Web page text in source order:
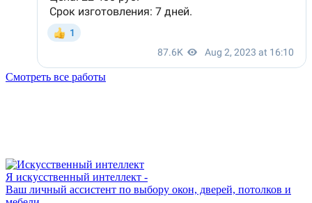
Смотреть все работы
Я искусственный интеллект -
Ваш личный ассистент по выбору окон, дверей, потолков и